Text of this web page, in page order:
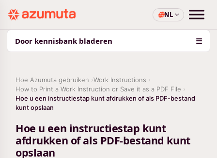
NL
Door kennisbank bladeren ☰
Hoe Azumuta gebruiken
Work Instructions
How to Print a Work Instruction or Save it as a PDF File
Hoe u een instructiestap kunt afdrukken of als PDF-bestand
kunt opslaan
Hoe u een instructiestap kunt
afdrukken of als PDF-bestand kunt
opslaan